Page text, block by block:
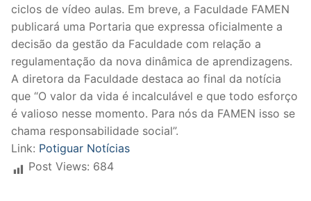
ciclos de vídeo aulas. Em breve, a Faculdade FAMEN
publicará uma Portaria que expressa oficialmente a
decisão da gestão da Faculdade com relação a
regulamentação da nova dinâmica de aprendizagens.
A diretora da Faculdade destaca ao final da notícia
que “O valor da vida é incalculável e que todo esforço
é valioso nesse momento. Para nós da FAMEN isso se
chama responsabilidade social”.
Link: Potiguar Notícias
Post Views: 684